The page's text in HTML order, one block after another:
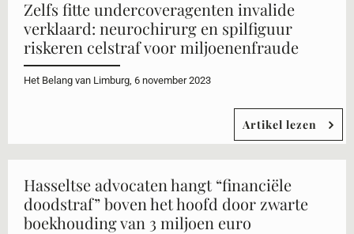
Zelfs fitte undercoveragenten invalide
verklaard: neurochirurg en spilfiguur
riskeren celstraf voor miljoenenfraude
Het Belang van Limburg, 6 november 2023
Artikel lezen
Hasseltse advocaten hangt “financiële
doodstraf” boven het hoofd door zwarte
boekhouding van 3 miljoen euro